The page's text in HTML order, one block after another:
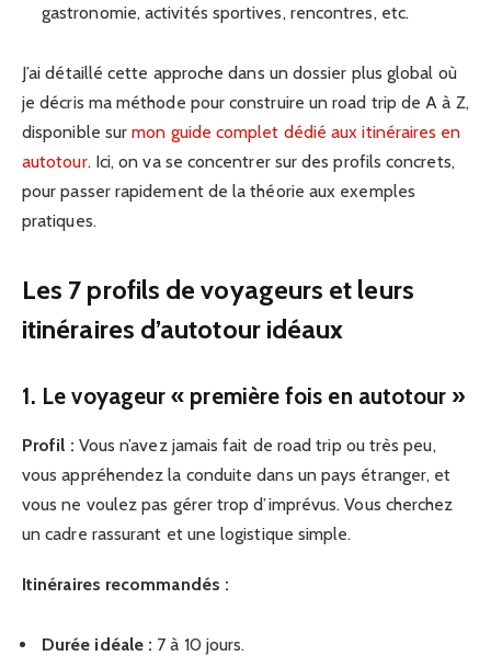
gastronomie, activités sportives, rencontres, etc.
J’ai détaillé cette approche dans un dossier plus global où
je décris ma méthode pour construire un road trip de A à Z,
disponible surmon guide complet dédié aux itinéraires en
autotour. Ici, on va se concentrer sur des profils concrets,
pour passer rapidement de la théorie aux exemples
pratiques.
Les 7 profils de voyageurs et leurs
itinéraires d’autotour idéaux
1. Le voyageur « première fois en autotour »
Profil : Vous n’avez jamais fait de road trip ou très peu,
vous appréhendez la conduite dans un pays étranger, et
vous ne voulez pas gérer trop d’imprévus. Vous cherchez
un cadre rassurant et une logistique simple.
Itinéraires recommandés :
Durée idéale : 7 à 10 jours.